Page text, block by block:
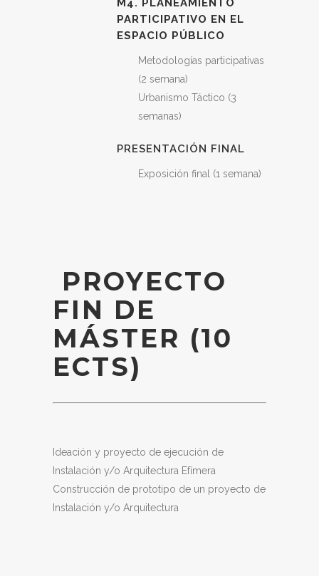
M4. PLANEAMIENTO
PARTICIPATIVO EN EL
ESPACIO PÚBLICO
Metodologías participativas
(2 semana)
Urbanismo Táctico (3
semanas)
PRESENTACIÓN FINAL
Exposición final (1 semana)
PROYECTO
FIN DE
MÁSTER (10
ECTS)
Ideación y proyecto de ejecución de
Instalación y/o Arquitectura Efímera
Construcción de prototipo de un proyecto de
Instalación y/o Arquitectura